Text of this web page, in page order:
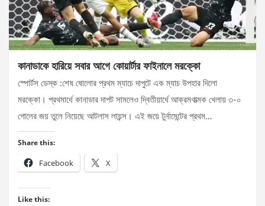
কানাডাকে হারিয়ে সবার আগে কোয়ার্টার ফাইনালে মরক্কো
স্পোর্টস ডেস্ক :শেষ ষোলোর প্রথম ম্যাচে দাপুটে এক ম্যাচ উপহার দিলো
মরক্কো। প্রথমার্ধে কানাডার দাপট সামলেও দ্বিতীয়ার্ধে আক্রমণাত্মক খেলায় ৩-০
গোলের জয় তুলে নিয়েছে আটলাস লায়ন্স। এই জয়ে টুর্নামেন্টের প্রথম…
Share this:
Facebook X
Like this: